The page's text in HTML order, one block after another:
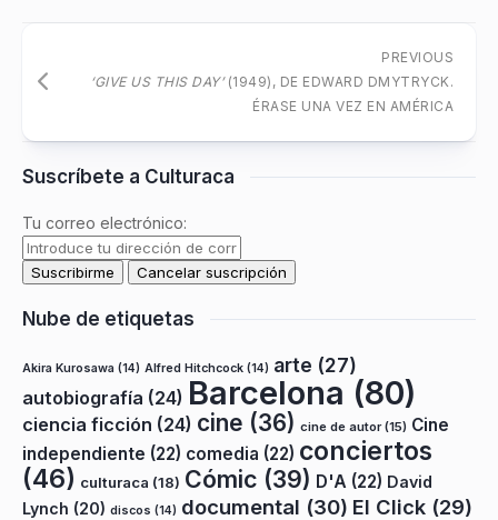
PREVIOUS
‘GIVE US THIS DAY’(1949), DE EDWARD DMYTRYCK.
ÉRASE UNA VEZ EN AMÉRICA
Suscríbete a Culturaca
Tu correo electrónico:
Nube de etiquetas
Akira Kurosawa (14) Alfred Hitchcock (14) arte (27)
autobiografía (24) Barcelona (80)
ciencia ficción (24) cine (36) cine de autor(15) Cine
independiente (22) comedia (22) conciertos
(46) culturaca (18) Cómic (39) D'A (22) David
Lynch (20) discos (14) documental (30) El Click (29)